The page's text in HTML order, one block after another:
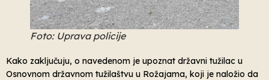
Foto: Uprava policije
Kako zaključuju, o navedenom je upoznat državni tužilac u
Osnovnom državnom tužilaštvu u Rožajama, koji je naložio da